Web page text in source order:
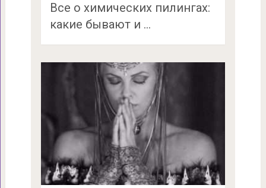
Все о химических пилингах:
какие бывают и …